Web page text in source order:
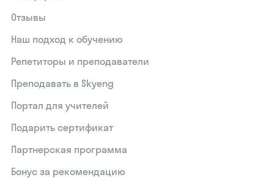
Отзывы
Наш подход к обучению
Репетиторы и преподаватели
Преподавать в Skyeng
Портал для учителей
Подарить сертификат
Партнерская программа
Бонус за рекомендацию